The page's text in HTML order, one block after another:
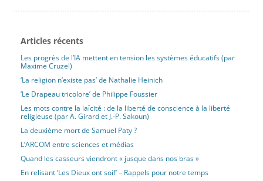
Articles récents
Les progrès de l’IA mettent en tension les systèmes éducatifs (par
Maxime Cruzel)
‘La religion n’existe pas’ de Nathalie Heinich
‘Le Drapeau tricolore’ de Philippe Foussier
Les mots contre la laïcité : de la liberté de conscience à la liberté
religieuse (par A. Girard et J.-P. Sakoun)
La deuxième mort de Samuel Paty ?
L’ARCOM entre sciences et médias
Quand les casseurs viendront « jusque dans nos bras »
En relisant ‘Les Dieux ont soif’ – Rappels pour notre temps